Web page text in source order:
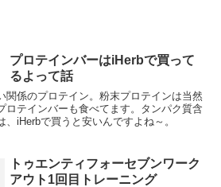
プロテインバーはiHerbで買って
るよって話
関係のプロテイン。粉末プロテインは当然
ロテインバーも食べてます。タンパク質含
iHerbで買うと安いんですよね～。
トゥエンティフォーセブンワーク
アウト1回目トレーニング